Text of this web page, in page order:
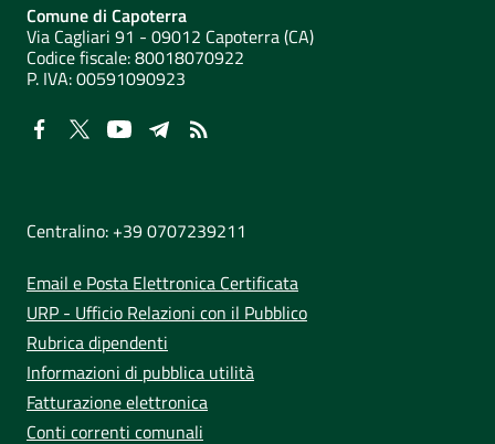
Comune di Capoterra
Via Cagliari 91 - 09012 Capoterra (CA)
Codice fiscale: 80018070922
P. IVA:00591090923
Centralino: +39 0707239211
Email e Posta Elettronica Certificata
URP - Ufficio Relazioni con il Pubblico
Rubrica dipendenti
Informazioni di pubblica utilità
Fatturazione elettronica
Conti correnti comunali